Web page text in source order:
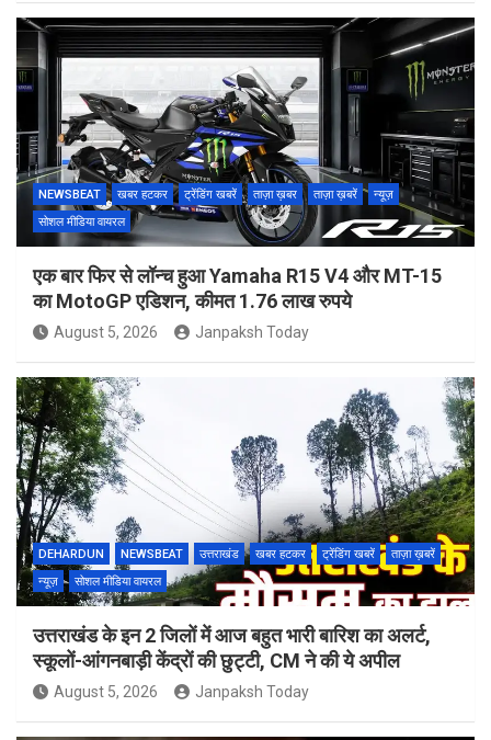
NEWSBEAT खबर हटकर ट्रेंडिंग खबरें ताज़ा ख़बर ताज़ा ख़बरें
न्यूज़
सोशल मीडिया वायरल
एक बार फिर से लॉन्च हुआ Yamaha R15 V4 और MT-15
का MotoGP एडिशन, कीमत 1.76 लाख रुपये
August 5, 2026 Janpaksh Today
DEHARDUN NEWSBEAT उत्तराखंड खबर हटकर ट्रेंडिंग खबरें
ताज़ा ख़बरें
न्यूज़
सोशल मीडिया वायरल
उत्तराखंड के इन 2 जिलों में आज बहुत भारी बारिश का अलर्ट,
स्कूलों-आंगनबाड़ी केंद्रों की छुट्टी, CM ने की ये अपील
August 5, 2026 Janpaksh Today